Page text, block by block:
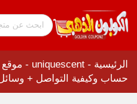
الرئيسية -
uniquescent
-
حساب وكيفية التواصل + وسائل